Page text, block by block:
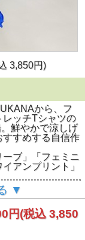
3,850円)
から、フ
レッチTシャツの
鮮やかで涼しげ
すめする自信作
ブ」「フェミニ
アンプリント」
えてしまう心配
ディに程よく
ェミニンな印象
スンTシャツで
▼
円(税込 3,850